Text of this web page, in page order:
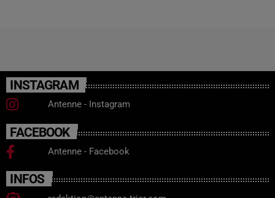
INSTAGRAM
Antenne - Instagram
FACEBOOK
Antenne - Facebook
INFOS